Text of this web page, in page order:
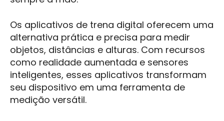
Os aplicativos de trena digital oferecem uma
alternativa prática e precisa para medir
objetos, distâncias e alturas. Com recursos
como realidade aumentada e sensores
inteligentes, esses aplicativos transformam
seu dispositivo em uma ferramenta de
medição versátil.